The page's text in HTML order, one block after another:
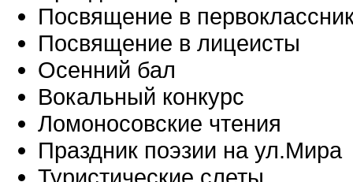
Посвящение в
Посвящение в лицеисты
Осенний бал
Вокальный конкурс
Ломоносовские чтения
Праздник поэзии на ул.Мира
Туристические слеты